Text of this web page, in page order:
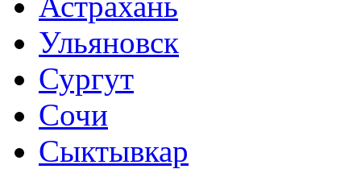
Ульяновск
Сургут
Сочи
Сыктывкар